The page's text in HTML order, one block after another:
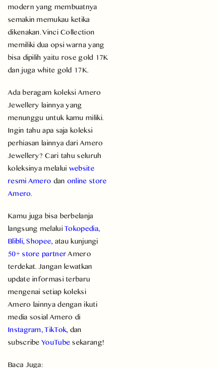
modern yang membuatnya
semakin memukau ketika
dikenakan. Vinci Collection
memiliki dua opsi warna yang
bisa dipilih yaitu rose gold 17K
dan juga white gold 17K.
Ada beragam koleksi Amero
Jewellery lainnya yang
menunggu untuk kamu miliki.
Ingin tahu apa saja koleksi
perhiasan lainnya dari Amero
Jewellery? Cari tahu seluruh
koleksinya melalui website
resmi Amero dan online store
Amero.
Kamu juga bisa berbelanja
langsung melaluiTokopedia,
Blibli,Shopee, atau kunjungi
50+ store partnerAmero
terdekat. Jangan lewatkan
update informasi terbaru
mengenai setiap koleksi
Amero lainnya dengan ikuti
media sosial Amero di
Instagram,TikTok, dan
subscribeYouTubesekarang!
Baca Juga: